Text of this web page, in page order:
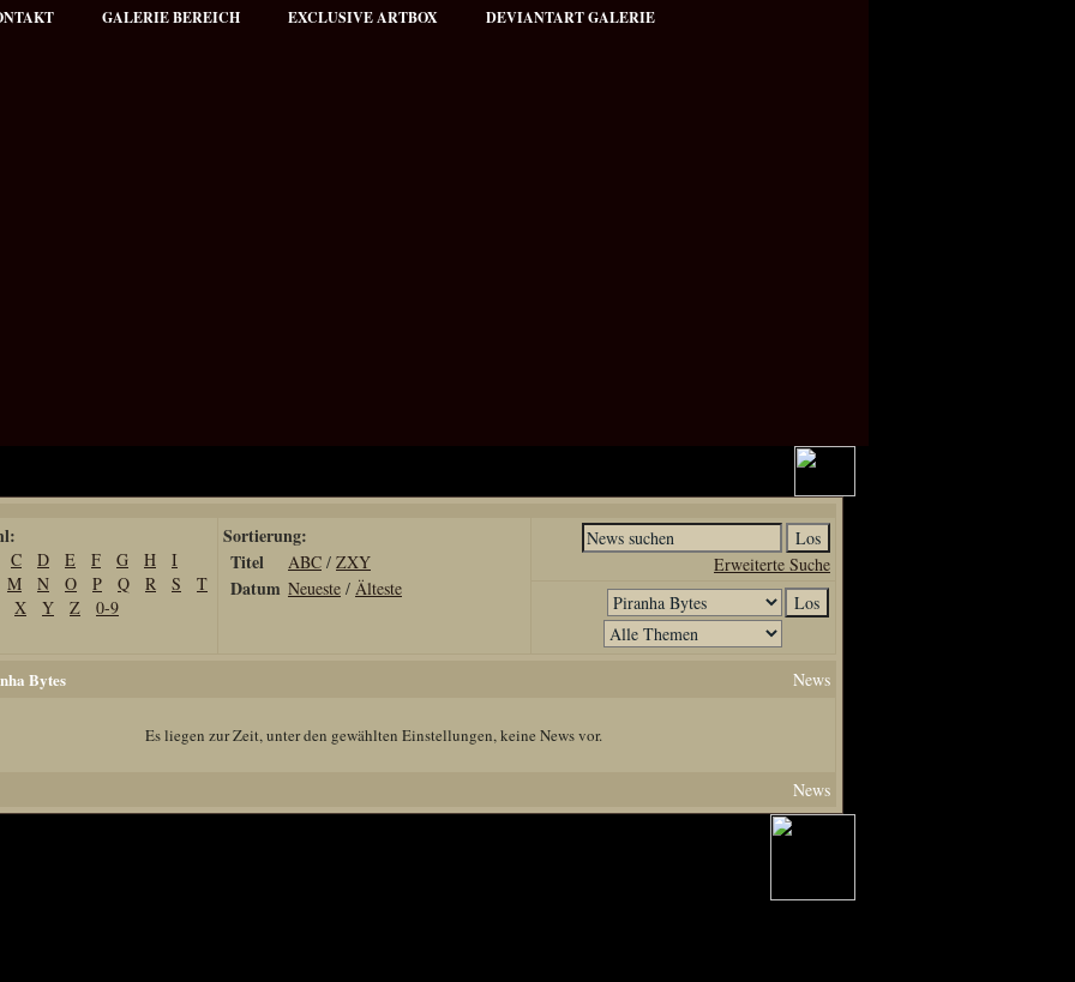
GALERIE BEREICH EXCLUSIVE ARTBOX DEVIANTART GALERIE
C D E F G H I
M N O P Q R S
T
X Y Z 0-9
Sortierung:
Titel
ABC / ZXY
Datum Neueste / Älteste
Erweiterte Suche
Bytes News
Es liegen zur Zeit, unter den gewählten Einstellungen, keine News vor.
News